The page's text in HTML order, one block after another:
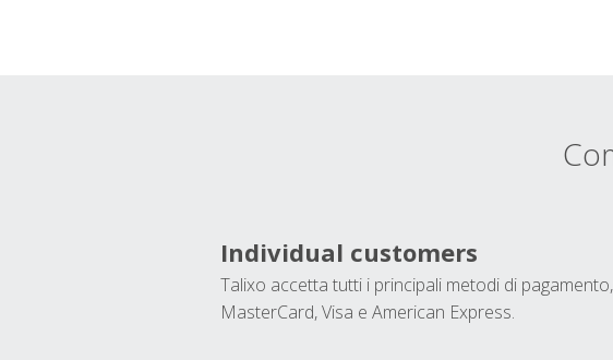
Individual customers
Talixo accetta tutti i principali metodi di
MasterCard, Visa e American Express.